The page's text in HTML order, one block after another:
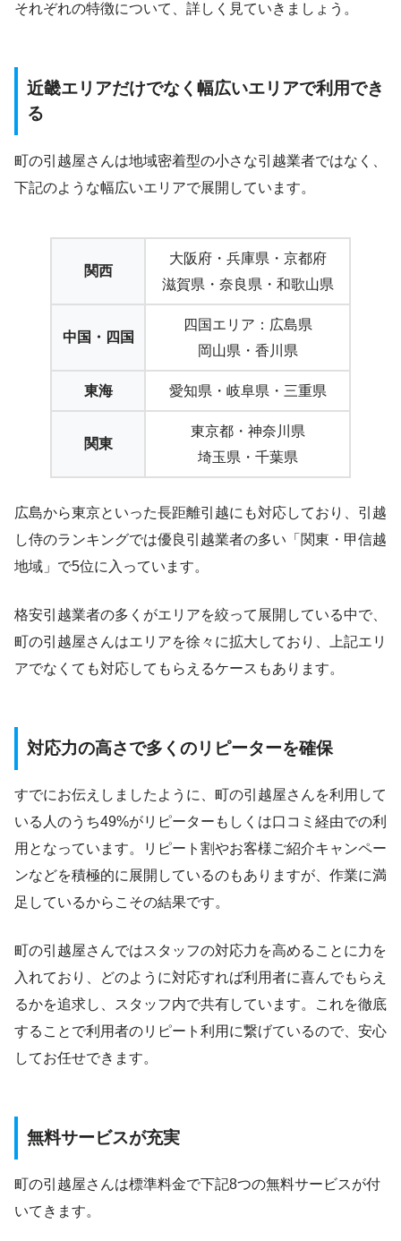
それぞれの特徴について、詳しく見ていきましょう。
近畿エリアだけでなく幅広いエリアで利用でき
る
町の引越屋さんは地域密着型の小さな引越業者ではなく、
下記のような幅広いエリアで展開しています。
関西
大阪府・兵庫県・京都府
滋賀県・奈良県・和歌山県
中国・四国
四国エリア：広島県
岡山県・香川県
東海 愛知県・岐阜県・三重県
関東
東京都・神奈川県
埼玉県・千葉県
広島から東京といった長距離引越にも対応しており、引越
し侍のランキングでは優良引越業者の多い「関東・甲信越
地域」で5位に入っています。
格安引越業者の多くがエリアを絞って展開している中で、
町の引越屋さんはエリアを徐々に拡大しており、上記エリ
アでなくても対応してもらえるケースもあります。
対応力の高さで多くのリピーターを確保
すでにお伝えしましたように、町の引越屋さんを利用して
いる人のうち49%がリピーターもしくは口コミ経由での利
用となっています。リピート割やお客様ご紹介キャンペー
ンなどを積極的に展開しているのもありますが、作業に満
足しているからこその結果です。
町の引越屋さんではスタッフの対応力を高めることに力を
入れており、どのように対応すれば利用者に喜んでもらえ
るかを追求し、スタッフ内で共有しています。これを徹底
することで利用者のリピート利用に繋げているので、安心
してお任せできます。
無料サービスが充実
町の引越屋さんは標準料金で下記8つの無料サービスが付
いてきます。